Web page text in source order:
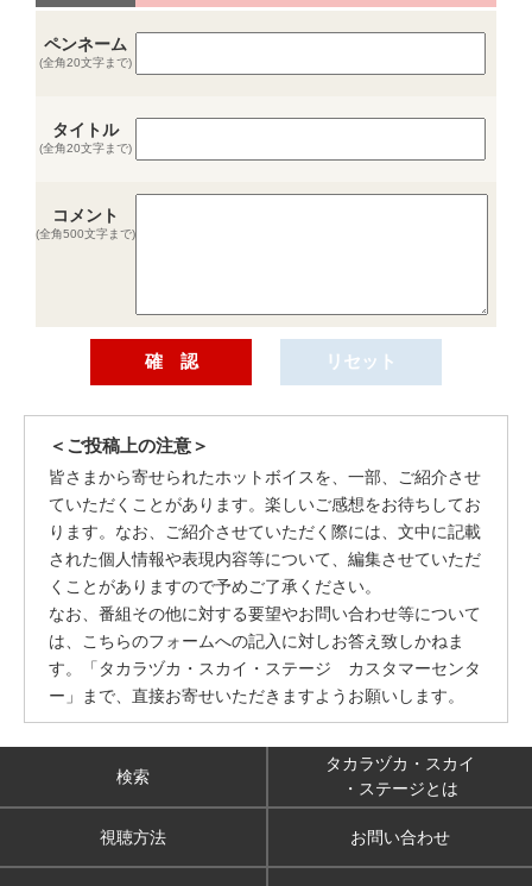
ペンネーム
(全角20文字まで)
タイトル
(全角20文字まで)
コメント
(全角500文字まで)
＜ご投稿上の注意＞
皆さまから寄せられたホットボイスを、一部、ご紹介させ
ていただくことがあります。楽しいご感想をお待ちしてお
ります。なお、ご紹介させていただく際には、文中に記載
された個人情報や表現内容等について、編集させていただ
くことがありますので予めご了承ください。
なお、番組その他に対する要望やお問い合わせ等について
は、こちらのフォームへの記入に対しお答え致しかねま
す。「タカラヅカ・スカイ・ステージ カスタマーセンタ
ー」まで、直接お寄せいただきますようお願いします。
検索
タカラヅカ・スカイ
・ステージとは
視聴方法 お問い合わせ